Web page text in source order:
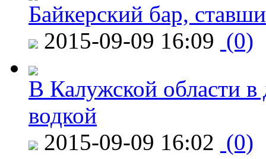
Байкерский бар,
2015-09-09 16:09 (0)
В Калужской области в
водкой
2015-09-09 16:02 (0)